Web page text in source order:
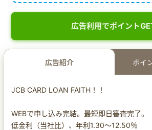
広告利用でポイント
広告紹介 ポイ
JCB CARD LOAN FAITH！！
WEBで申し込み完結。最短即日審査完了。
低金利（当社比）、年利1.30～12.50％